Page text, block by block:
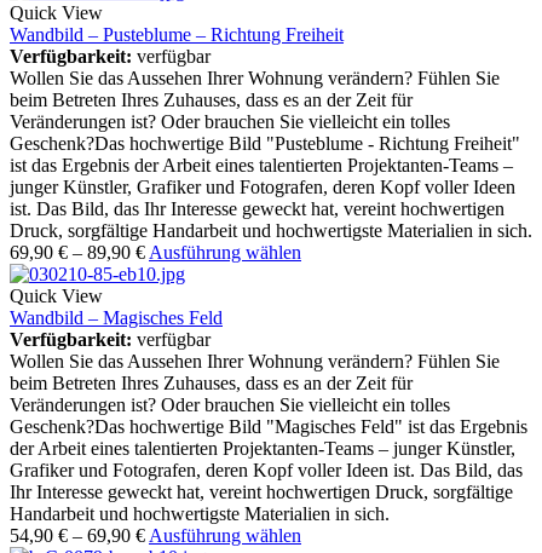
Quick View
Wandbild – Pusteblume – Richtung Freiheit
Verfügbarkeit: verfügbar
Wollen Sie das Aussehen Ihrer Wohnung verändern? Fühlen Sie
beim Betreten Ihres Zuhauses, dass es an der Zeit für
Veränderungen ist? Oder brauchen Sie vielleicht ein tolles
Geschenk?Das hochwertige Bild "Pusteblume - Richtung Freiheit"
ist das Ergebnis der Arbeit eines talentierten Projektanten-Teams –
junger Künstler, Grafiker und Fotografen, deren Kopf voller Ideen
ist. Das Bild, das Ihr Interesse geweckt hat, vereint hochwertigen
Druck, sorgfältige Handarbeit und hochwertigste Materialien in sich.
69,90 € – 89,90 € Ausführung wählen
Quick View
Wandbild – Magisches Feld
Verfügbarkeit: verfügbar
Wollen Sie das Aussehen Ihrer Wohnung verändern? Fühlen Sie
beim Betreten Ihres Zuhauses, dass es an der Zeit für
Veränderungen ist? Oder brauchen Sie vielleicht ein tolles
Geschenk?Das hochwertige Bild "Magisches Feld" ist das Ergebnis
der Arbeit eines talentierten Projektanten-Teams – junger Künstler,
Grafiker und Fotografen, deren Kopf voller Ideen ist. Das Bild, das
Ihr Interesse geweckt hat, vereint hochwertigen Druck, sorgfältige
Handarbeit und hochwertigste Materialien in sich.
54,90 € – 69,90 € Ausführung wählen